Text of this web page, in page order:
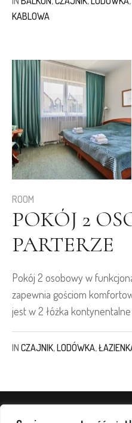
KABLOWA
ROOM
POKÓJ 2
PARTERZE
Pokój 2 osobowy w
zapewnia gościom
jest w 2 łóżka kontynentalne
IN CZAJNIK,LODÓWKA,